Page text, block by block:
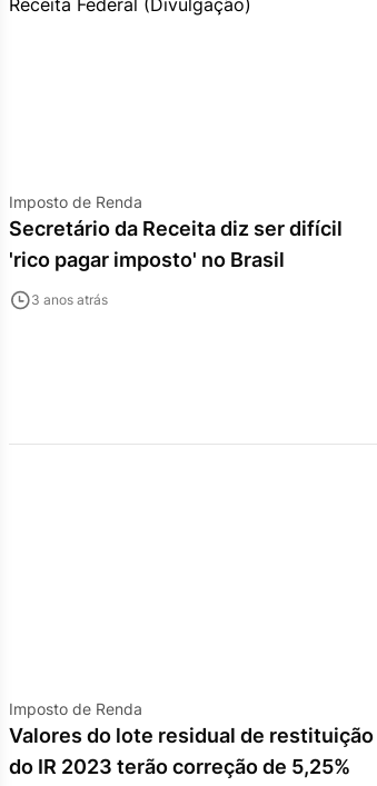
Imposto de Renda
Secretário da Receita diz ser difícil
'rico pagar imposto' no Brasil
3 anos atrás
Imposto de Renda
Valores do lote residual de restituição
do IR 2023 terão correção de 5,25%